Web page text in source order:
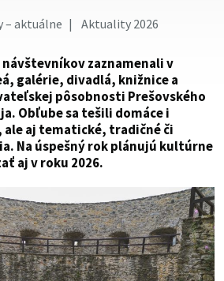
– aktuálne Aktuality 2026
zaznamenali v
galérie, divadlá, knižnice a
pôsobnosti Prešovského
Obľube sa tešili domáce i
ale aj tematické, tradičné či
Na úspešný rok plánujú kultúrne
aj v roku 2026.